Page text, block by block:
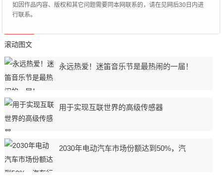
如因作品内容、版权和其它问题需要同本网联系的，请在见网后30日内进
行联系。
滚动图文
永远热爱！迷笛音乐节是最热闹的一届！
用于实现互联世界的高级传感器
2030年电动汽车市场份额达到50%，汽